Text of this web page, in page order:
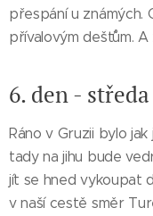
přespání u známých.
přívalovým dešťům.
6. den - středa
Ráno v Gruzii bylo
tady na jihu bude
jít se hned vykoupat
v naší cestě směr